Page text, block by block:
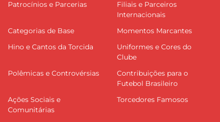
Patrocínios e Parcerias
Filiais e Parceiros
Internacionais
Categorias de Base
Momentos Marcantes
Hino e Cantos da Torcida
Uniformes e Cores do
Clube
Polêmicas e Controvérsias
Contribuições para o
Futebol Brasileiro
Ações Sociais e
Comunitárias
Torcedores Famosos